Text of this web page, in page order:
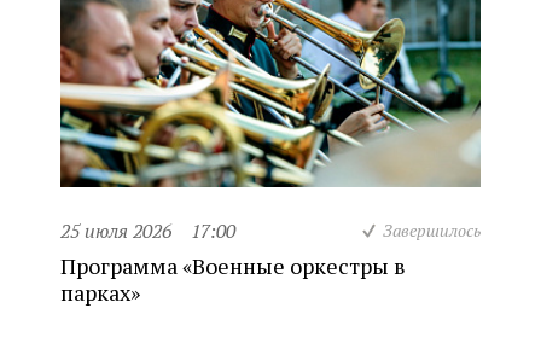
25 июля 2026 17:00 Завершилось
Программа «Военные оркестры в
парках»